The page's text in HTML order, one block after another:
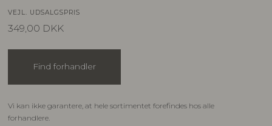
VEJL. UDSALGSPRIS
349,00 DKK
Find forhandler
Vi kan ikke garantere, at hele sortimentet forefindes hos alle
forhandlere.